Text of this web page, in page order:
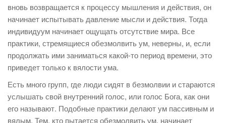
вновь возвращается к процессу мышления и действия, он
начинает испытывать давление мысли и действия. Тогда
индивидуум начинает ощущать отсутствие мира. Все
практики, стремящиеся обезмолвить ум, неверны, и, если
продолжать ими заниматься какой-то период времени, это
приведет только к вялости ума.
Есть много групп, где люди сидят в безмолвии и стараются
услышать свой внутренний голос, или голос Бога, как они
его называют. Подобные практики делают ум пассивным и
вялым. Тем, кто пытается обезмолвить ум, начинает